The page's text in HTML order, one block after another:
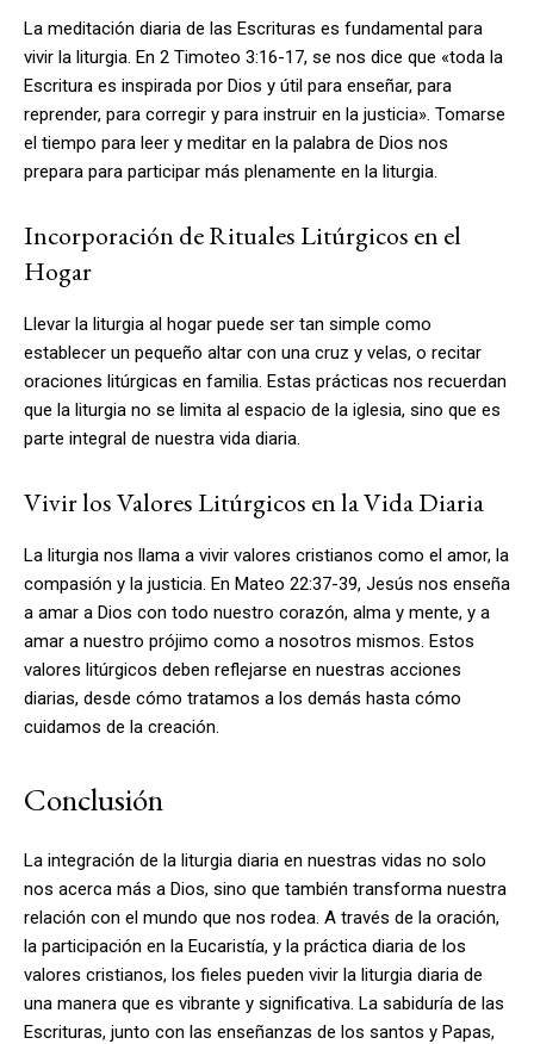
La meditación diaria de las Escrituras es fundamental para
vivir la liturgia. En 2 Timoteo 3:16-17, se nos dice que «toda la
Escritura es inspirada por Dios y útil para enseñar, para
reprender, para corregir y para instruir en la justicia». Tomarse
el tiempo para leer y meditar en la palabra de Dios nos
prepara para participar más plenamente en la liturgia.
Incorporación de Rituales Litúrgicos en el
Hogar
Llevar la liturgia al hogar puede ser tan simple como
establecer un pequeño altar con una cruz y velas, o recitar
oraciones litúrgicas en familia. Estas prácticas nos recuerdan
que la liturgia no se limita al espacio de la iglesia, sino que es
parte integral de nuestra vida diaria.
Vivir los Valores Litúrgicos en la Vida Diaria
La liturgia nos llama a vivir valores cristianos como el amor, la
compasión y la justicia. En Mateo 22:37-39, Jesús nos enseña
a amar a Dios con todo nuestro corazón, alma y mente, y a
amar a nuestro prójimo como a nosotros mismos. Estos
valores litúrgicos deben reflejarse en nuestras acciones
diarias, desde cómo tratamos a los demás hasta cómo
cuidamos de la creación.
Conclusión
La integración de la liturgia diaria en nuestras vidas no solo
nos acerca más a Dios, sino que también transforma nuestra
relación con el mundo que nos rodea. A través de la oración,
la participación en la Eucaristía, y la práctica diaria de los
valores cristianos, los fieles pueden vivir la liturgia diaria de
una manera que es vibrante y significativa. La sabiduría de las
Escrituras, junto con las enseñanzas de los santos y Papas,